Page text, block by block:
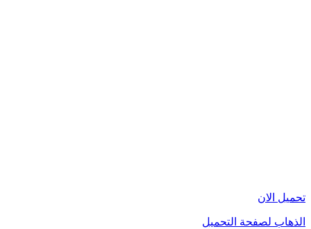
تحميل الان
الذهاب لصفحة التحميل